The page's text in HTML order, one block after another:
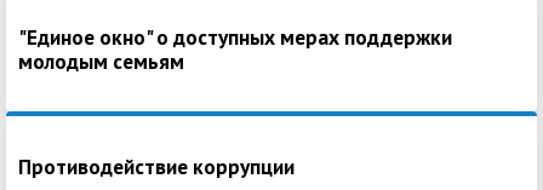
"Единое окно" о доступных мерах поддержки
молодым семьям
Противодействие коррупции